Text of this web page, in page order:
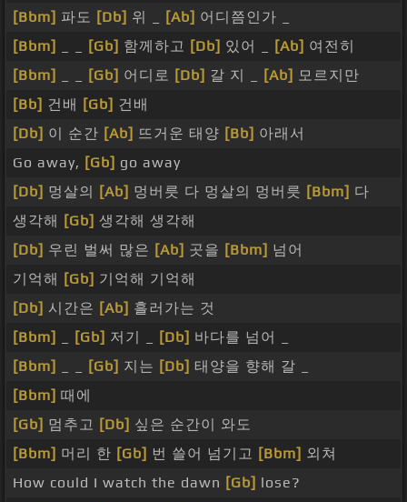
[Bbm] 파도 [Db] 위 _ [Ab] 어디쯤인가 _
[Bbm]
[Gb] 함께하고 [Db] 있어 _ [Ab] 여전히
[Bbm]
[Gb] 어디로 [Db] 갈 지 _ [Ab] 모르지만
[Bb] 건배 [Gb] 건배
[Db] 이 순간 [Ab] 뜨거운 태양 [Bb] 아래서
Go away, [Gb] go away
[Db] 멍살의 [Ab] 멍버릇 다 멍살의 멍버릇 [Bbm] 다
생각해
[Gb] 생각해 생각해
[Db] 우린 벌써 많은 [Ab] 곳을 [Bbm] 넘어
기억해
[Gb] 기억해 기억해
[Db] 시간은 [Ab] 흘러가는 것
[Bbm]
[Gb] 저기 _ [Db] 바다를 넘어 _
[Bbm]
[Gb] 지는 [Db] 태양을 향해 갈 _
[Bbm] 때에
[Gb] 멈추고 [Db] 싶은 순간이 와도
[Bbm] 머리 한 [Gb] 번 쓸어 넘기고 [Bbm] 외쳐
How could I watch the dawn [Gb] lose?